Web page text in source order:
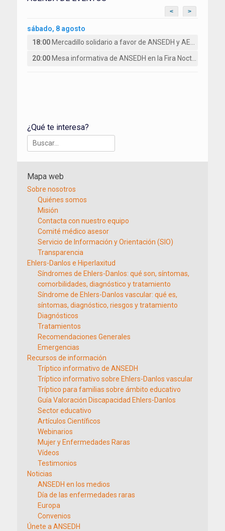
< >
sábado, 8 agosto
18:00 Mercadillo solidario a favor de ANSEDH y AESCOV en Arañuel (Castellón)
20:00 Mesa informativa de ANSEDH en la Fira Nocturna de Sant Llorenç Des Cardassar (Mallorca)
¿Qué te interesa?
Buscar:
Mapa web
Sobre nosotros
Quiénes somos
Misión
Contacta con nuestro equipo
Comité médico asesor
Servicio de Información y Orientación (SIO)
Transparencia
Ehlers-Danlos e Hiperlaxitud
Síndromes de Ehlers-Danlos: qué son, síntomas,
comorbilidades, diagnóstico y tratamiento
Síndrome de Ehlers-Danlos vascular: qué es,
síntomas, diagnóstico, riesgos y tratamiento
Diagnósticos
Tratamientos
Recomendaciones Generales
Emergencias
Recursos de información
Tríptico informativo de ANSEDH
Tríptico informativo sobre Ehlers-Danlos vascular
Tríptico para familias sobre ámbito educativo
Guía Valoración Discapacidad Ehlers-Danlos
Sector educativo
Artículos Científicos
Webinarios
Mujer y Enfermedades Raras
Vídeos
Testimonios
Noticias
ANSEDH en los medios
Día de las enfermedades raras
Europa
Convenios
Únete a ANSEDH